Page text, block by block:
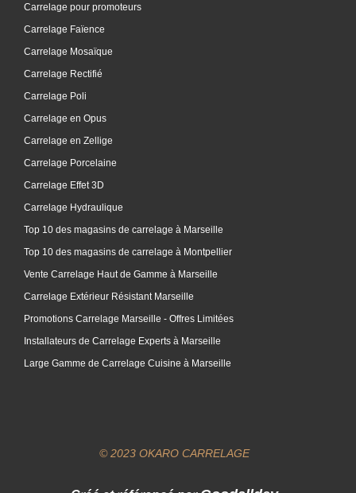
Carrelage pour promoteurs
Carrelage Faïence
Carrelage Mosaïque
Carrelage Rectifié
Carrelage Poli
Carrelage en Opus
Carrelage en Zellige
Carrelage Porcelaine
Carrelage Effet 3D
Carrelage Hydraulique
Top 10 des magasins de carrelage à Marseille
Top 10 des magasins de carrelage à Montpellier
Vente Carrelage Haut de Gamme à Marseille
Carrelage Extérieur Résistant Marseille
Promotions Carrelage Marseille - Offres Limitées
Installateurs de Carrelage Experts à Marseille
Large Gamme de Carrelage Cuisine à Marseille
© 2023 OKARO CARRELAGE